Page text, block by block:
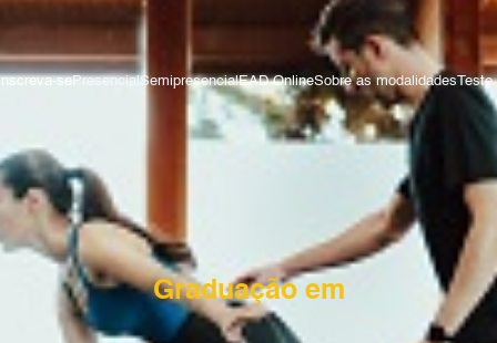
sePresencialSemipresencialEAD OnlineSobre as modalidadesTeste
Graduação em